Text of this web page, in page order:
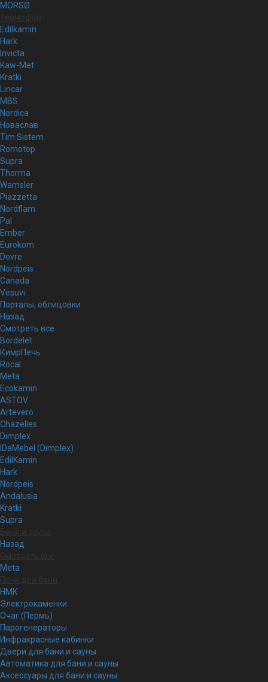
MORSØ
Edilkamin
Hark
Invicta
Kaw-Met
Kratki
Lincar
MBS
Nordica
Новаслав
Tim Sistem
Romotop
Supra
Thorma
Wamsler
Piazzetta
Nordflam
Pal
Ember
Eurokom
Dovre
Nordpeis
Canada
Vesuvi
Порталы, облицовки
Назад
Смотреть все
Bordelet
КимрПечь
Rocal
Meta
Ecokamin
ASTOV
Artevero
Chazelles
Dimplex
IDaMebel (Dimplex)
EdilKamin
Hark
Nordpeis
Andalusia
Kratki
Supra
Назад
Meta
НМК
Электрокаменки
Очаг (Пермь)
Парогенераторы
Инфракрасные кабинки
Двери для бани и сауны
Автоматика для бани и сауны
Аксессуары для бани и сауны